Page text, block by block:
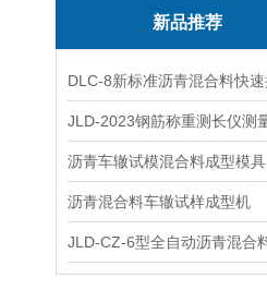
新品推荐
沥青车辙试模混合料成型模具
沥青混合料车辙试样成型机